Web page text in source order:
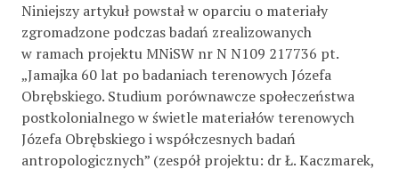
Niniejszy artykuł powstał w oparciu o materiały
zgromadzone podczas badań zrealizowanych
w ramach projektu MNiSW nr N N109 217736 pt.
„Jamajka 60 lat po badaniach terenowych Józefa
Obrębskiego. Studium porównawcze społeczeństwa
postkolonialnego w świetle materiałów terenowych
Józefa Obrębskiego i współczesnych badań
antropologicznych” (zespół projektu: dr Ł. Kaczmarek,